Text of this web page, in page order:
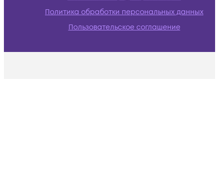
Политика обработки персональных данных
Пользовательское соглашение